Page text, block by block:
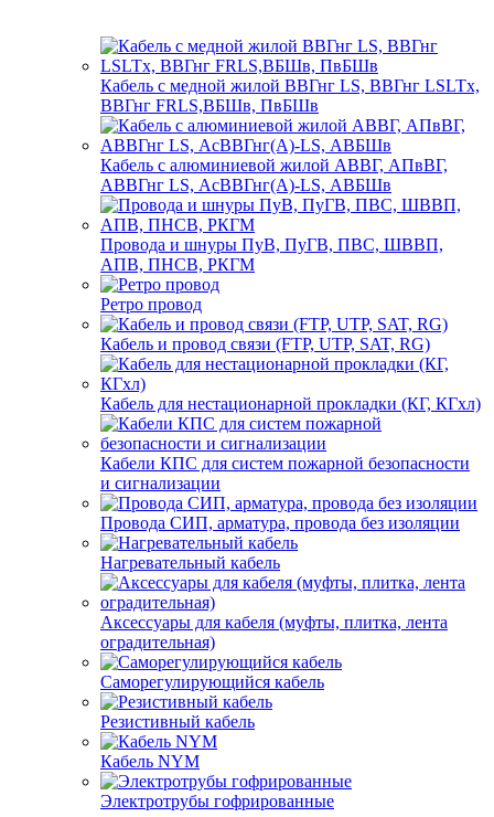
Кабель с медной жилой ВВГнг LS, ВВГнг LSLTx,
ВВГнг FRLS,ВБШв, ПвБШв
Кабель с алюминиевой жилой АВВГ, АПвВГ,
АВВГнг LS, АсВВГнг(А)-LS, АВБШв
Провода и шнуры ПуВ, ПуГВ, ПВС, ШВВП,
АПВ, ПНСВ, РКГМ
Ретро провод
Кабель и провод связи (FTP, UTP, SAT, RG)
Кабель для нестационарной прокладки (КГ, КГхл)
Кабели КПС для систем пожарной безопасности
и сигнализации
Провода СИП, арматура, провода без изоляции
Нагревательный кабель
Аксессуары для кабеля (муфты, плитка, лента
оградительная)
Саморегулирующийся кабель
Резистивный кабель
Кабель NYM
Электротрубы гофрированные